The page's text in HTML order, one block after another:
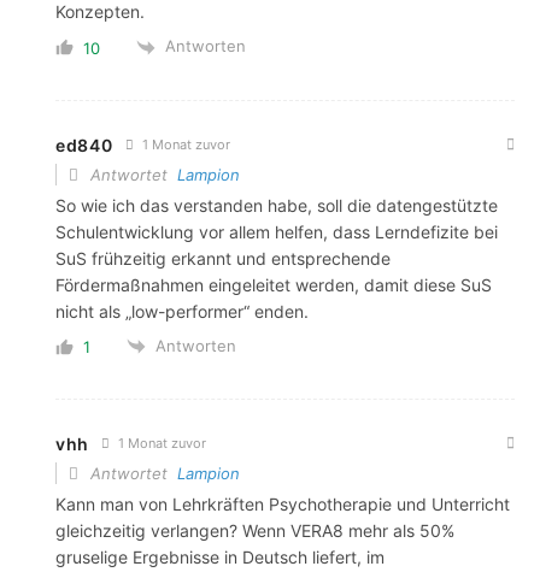
Konzepten.
10 Antworten
ed840 1 Monat zuvor
Antwortet Lampion
So wie ich das verstanden habe, soll die datengestützte
Schulentwicklung vor allem helfen, dass Lerndefizite bei
SuS frühzeitig erkannt und entsprechende
Fördermaßnahmen eingeleitet werden, damit diese SuS
nicht als „low-performer“ enden.
1 Antworten
vhh 1 Monat zuvor
Antwortet Lampion
Kann man von Lehrkräften Psychotherapie und Unterricht
gleichzeitig verlangen? Wenn VERA8 mehr als 50%
gruselige Ergebnisse in Deutsch liefert, im